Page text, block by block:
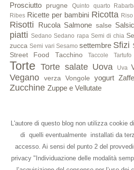
Prosciutto prugne Quinto quarto
Ribes Ricette per bambini Ricotta Riso
Risotti Rucola Salmone salse
piatti Sedano Sedano rapa Semi di chia
zucca Semi vari Sesamo settembre Sfizi
Street Food Tacchino Taccole Tartufo
Torte Torte salate Uova Uva
Vegano
verza Vongole yogurt
Zucchine Zuppe e Vellutate
L'autore di questo blog non utilizza cookie
di quelli eventualmente installati da
accesso. Ai sensi del punto 2 del
privacy "Individuazione delle modalità